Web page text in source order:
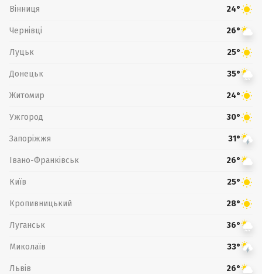
Вінниця 24°
Чернівці 26°
Луцьк 25°
Донецьк 35°
Житомир 24°
Ужгород 30°
Запоріжжя 31°
Івано-Франківськ 26°
Київ 25°
Кропивницький 28°
Луганськ 36°
Миколаїв 33°
Львів 26°